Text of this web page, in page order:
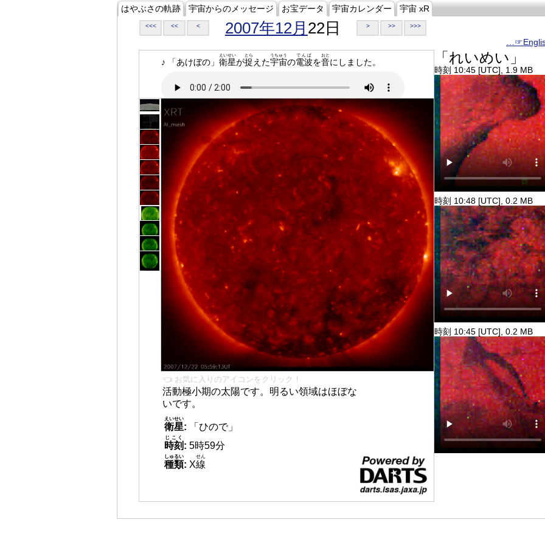
はやぶさの軌跡 宇宙からのメッセージ お宝データ 宇宙カレンダー 宇宙 xR
<<< << < 2007年12月 22日 > >> >>>
♪ 「あけぼの」 衛星
えいせい
が捉
とら
えた宇宙
うちゅう
の電波
でんぱ
を音
おと
にしました。
👈 お気に入りのアイコンをクリック！
活動極小期の太陽です。明るい領域はほぼな
いです。
衛星
えいせい
:
「ひので」
時刻
じこく
: 5時59分
種類
しゅるい
: X線
せん
「れいめい」
時刻 10:45 [UTC], 1.9 MB
時刻 10:48 [UTC], 0.2 MB
時刻 10:45 [UTC], 0.2 MB